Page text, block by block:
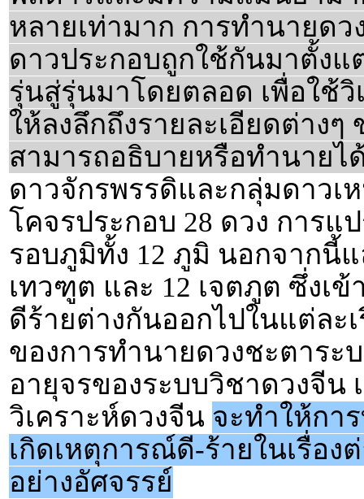
หลายเท่ามาก การทำนายด
ดาวประกอบถูกใช้กันมาตั้ง
รุ่นสู่รุ่นมาโดยตลอด เพื่อใช้
ให้ลงลึกถึงรายละเอียดต่าง
สามารถอธิบายหรือทำนายไ
ดาวจักรพรรดิและกลุ่มดาวเ
โคจรประกอบ 28 ดวง การแ
รอบภูมิทั้ง 12 ภูมิ นอกจากนี้แ
เทวฑูต และ 12 เจตภูต ซึ่งเ
ดีร้ายต่างกันออกไปในแต่ละ
ของการทำนายดวงชะตาระ
อายุจรของระบบวิชาดวงจีน
วิเคราะห์ดวงจีน จะทำให้กา
เกิดเหตุการณ์ดี-ร้ายในเรื่อ
อย่างอัศจรรย์